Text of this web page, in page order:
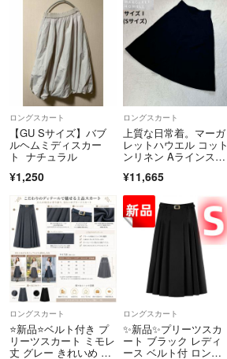
ロングスカート
【GU Sサイズ】バブ
ルヘムミディスカー
ト ナチュラル
¥1,250
ロングスカート
上質な日常着。マーガ
レットハウエル コット
ンリネン Aラインスカ
¥11,665
ロングスカート
⭐新品⭐ベルト付き プ
リーツスカート ミモレ
丈 グレー きれいめ 大
ロングスカート
✨新品✨プリーツスカ
ート ブラック レディ
ース ベルト付 ロング